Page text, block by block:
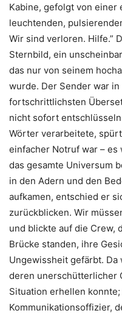
Kabine, gefolgt von einer
leuchtenden,
Wir sind verloren. Hilfe.”
Sternbild, ein
das nur von seinem
wurde. Der Sender war
fortschrittlichsten
nicht sofort
Wörter verarbeitete,
einfacher Notruf war – es
das gesamte Universum
in den Adern und den
aufkamen, entschied er
zurückblicken. Wir
und blickte auf die Crew,
Brücke standen, ihre
Ungewissheit gefärbt.
deren unerschütterlicher
Situation erhellen
Kommunikationsoffizier,